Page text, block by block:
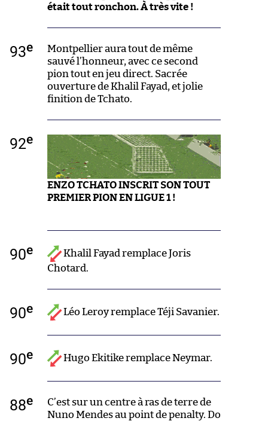
était tout ronchon. À très vite !
93e
Montpellier aura tout de même
sauvé l’honneur, avec ce second
pion tout en jeu direct. Sacrée
ouverture de Khalil Fayad, et jolie
finition de Tchato.
92e
ENZO TCHATO INSCRIT SON TOUT
PREMIER PION EN LIGUE 1 !
90e
Khalil Fayad remplace Joris
Chotard.
90e Léo Leroy remplace Téji Savanier.
90e Hugo Ekitike remplace Neymar.
88e
C’est sur un centre à ras de terre de
Nuno Mendes au point de penalty. Do